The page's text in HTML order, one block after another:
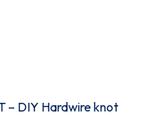
– DIY Hardwire knot